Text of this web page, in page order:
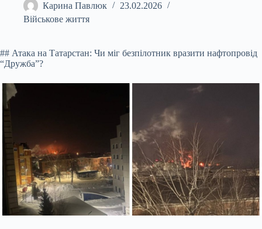
Карина Павлюк
23.02.2026
Військове життя
## Атака на Татарстан: Чи міг безпілотник вразити нафтопровід
“Дружба”?